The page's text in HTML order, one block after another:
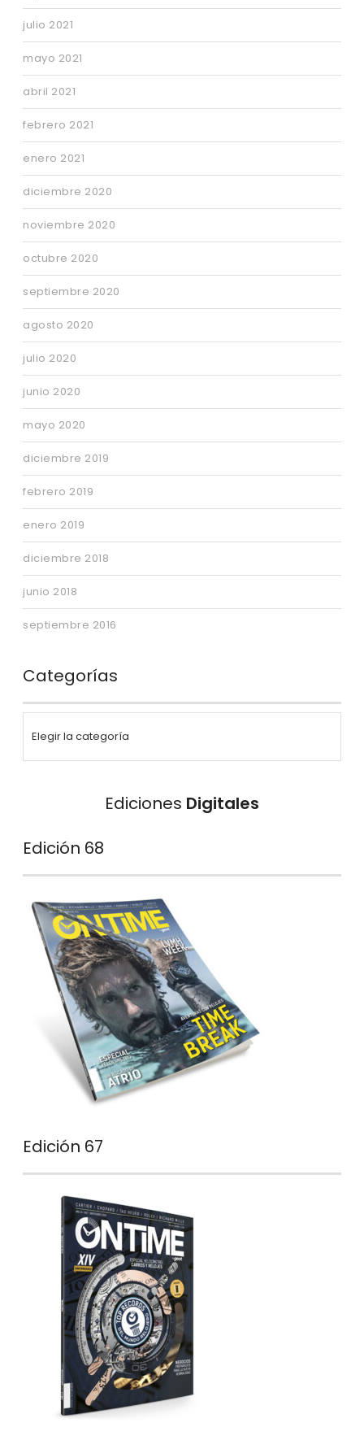
julio 2021
mayo 2021
abril 2021
febrero 2021
enero 2021
diciembre 2020
noviembre 2020
octubre 2020
septiembre 2020
agosto 2020
julio 2020
junio 2020
mayo 2020
diciembre 2019
febrero 2019
enero 2019
diciembre 2018
junio 2018
septiembre 2016
Categorías
Ediciones Digitales
Edición 68
Edición 67